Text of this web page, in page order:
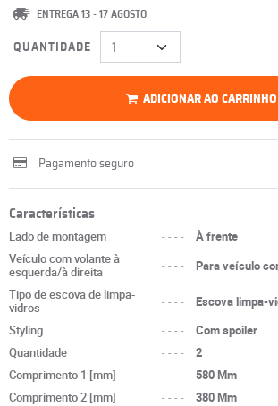
ENTREGA 13 - 17 AGOSTO
QUANTIDADE
ADICIONAR AO CARRINHO
Pagamento seguro
Características
Lado de montagem ----
À frente
Veículo com volante à
esquerda/à direita
----
Para veículo
Tipo de escova de limpa-
vidros
----
Escova limpa-
Styling
----
Com spoiler
Quantidade
----
2
Comprimento 1 [mm]
----
580 Mm
Comprimento 2 [mm]
----
380 Mm